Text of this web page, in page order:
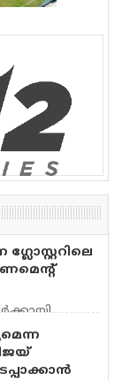
– സീസണ്‍ 3’
പാര്‍ക്ക്
പ്രമുഖ